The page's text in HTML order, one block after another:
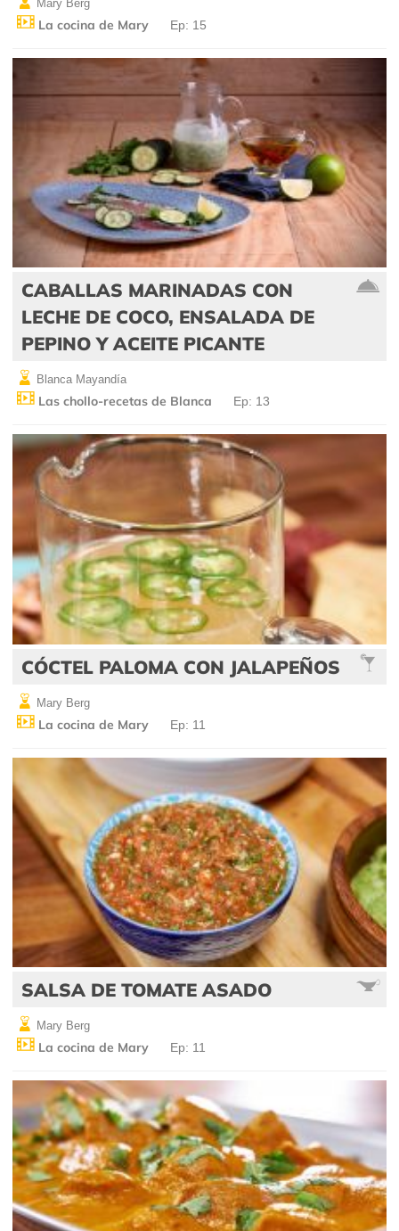
Mary Berg
La cocina de Mary Ep: 15
CABALLAS MARINADAS CON
LECHE DE COCO, ENSALADA DE
PEPINO Y ACEITE PICANTE
Blanca Mayandía
Las chollo-recetas de Blanca Ep: 13
CÓCTEL PALOMA CON JALAPEÑOS
Mary Berg
La cocina de Mary Ep: 11
SALSA DE TOMATE ASADO
Mary Berg
La cocina de Mary Ep: 11